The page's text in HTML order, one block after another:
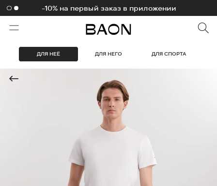
1000 бонусов на первый заказ
ДЛЯ НЕЁ ДЛЯ НЕГО ДЛЯ СПОРТА